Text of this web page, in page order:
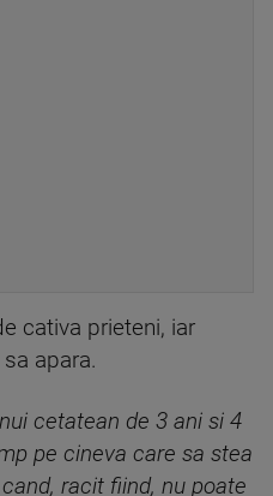
cativa prieteni, iar
apara.
cetatean de 3 ani si 4
pe cineva care sa stea
racit fiind, nu poate